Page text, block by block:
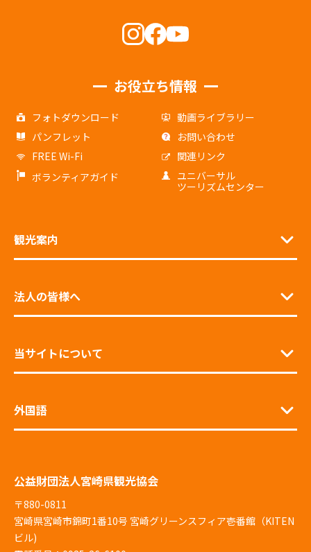
お役立ち情報
フォトダウンロード
動画ライブラリー
パンフレット
お問い合わせ
FREE Wi-Fi
関連リンク
ボランティアガイド
ユニバーサル
ツーリズムセンター
観光案内
法人の皆様へ
当サイトについて
外国語
公益財団法人宮崎県観光協会
〒880-0811
宮崎県宮崎市錦町1番10号 宮崎グリーンスフィア壱番館（KITEN
ビル)